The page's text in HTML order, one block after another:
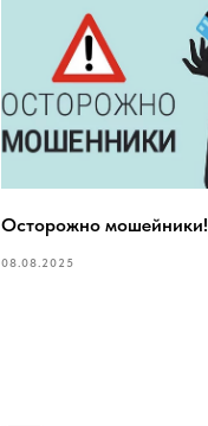
Осторожно мошейники!
08.08.2025